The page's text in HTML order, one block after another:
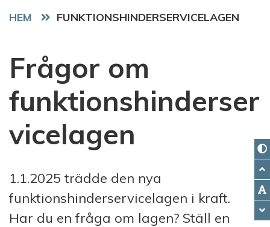
HEM FUNKTIONSHINDERSERVICELAGEN
Frågor om
funktionshinderser
vicelagen
1.1.2025 trädde den nya
funktionshinderservicelagen i kraft.
Har du en fråga om lagen? Ställ en